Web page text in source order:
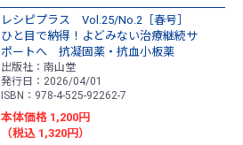
レシピプラス Vol.25/No.2［春号］
ひと目で納得！よどみない治療継続サ
ポートへ 抗凝固薬・抗血小板薬
出版社：南山堂
発行日：2026/04/01
ISBN：978-4-525-92262-7
本体価格 1,200円
（税込 1,320円）